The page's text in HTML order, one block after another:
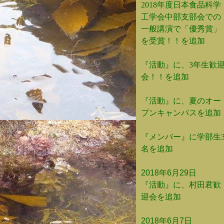
2018年度日本食品科学
工学会中部支部会での
一般講演で「優秀賞」
を受賞！！を追加
『活動』に、3年生歓
会！！を追加
『活動』に、夏のオー
プンキャンパスを追加
『メンバー』に学部生
名を追加
2018年6月29日
『活動』に、村田君歓
迎会を追加
2018年6月7日